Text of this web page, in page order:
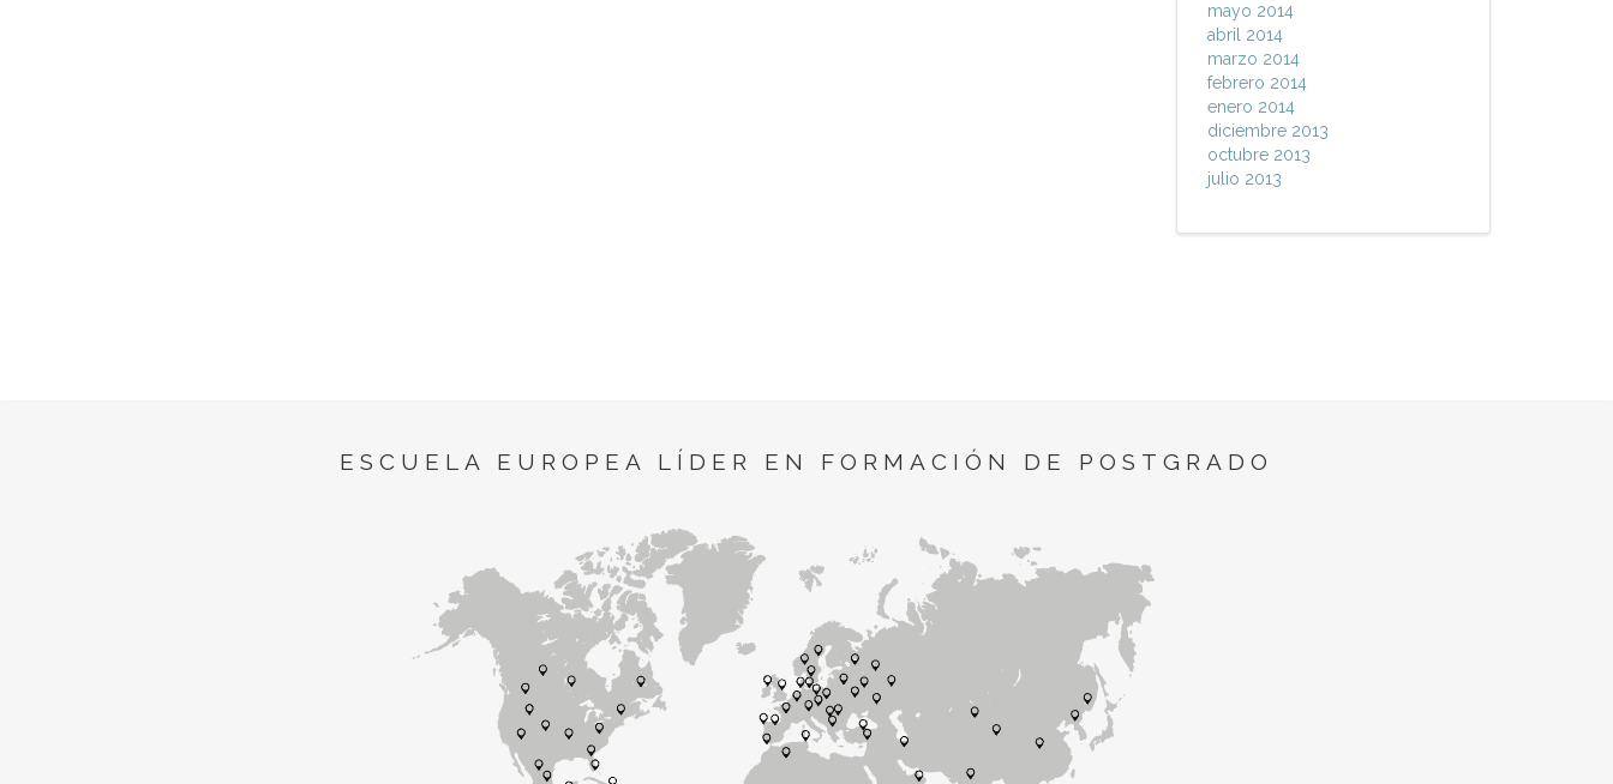
mayo 2014
abril 2014
marzo 2014
febrero 2014
enero 2014
diciembre 2013
octubre 2013
julio 2013
ESCUELA EUROPEA LÍDER EN FORMACIÓN DE POSTGRADO